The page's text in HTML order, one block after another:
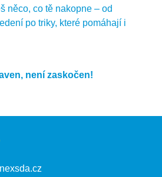
něco, co tě nakopne – od
po triky, které pomáhají i
není zaskočen!